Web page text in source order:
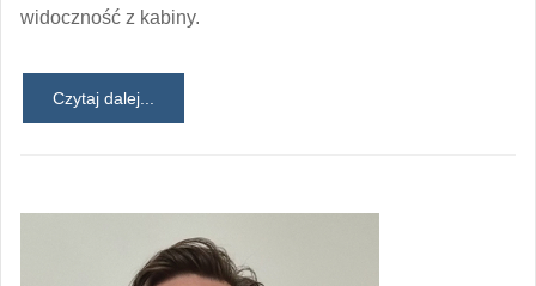
widoczność z kabiny.
Czytaj dalej...